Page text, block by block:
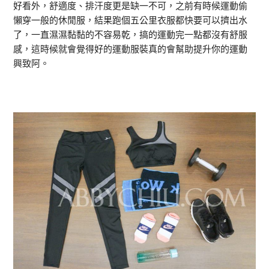
好看外，舒適度、排汗度更是缺一不可，之前有時候運動偷
懶穿一般的休閒服，結果跑個五公里衣服都快要可以擠出水
了，一直濕濕黏黏的不容易乾，搞的運動完一點都沒有舒服
感，這時候就會覺得好的運動服裝真的會幫助提升你的運動
興致阿。